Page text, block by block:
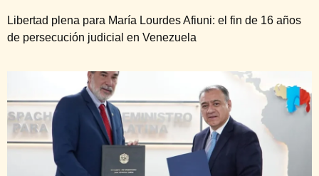
Libertad plena para María Lourdes Afiuni: el fin de 16 años
de persecución judicial en Venezuela